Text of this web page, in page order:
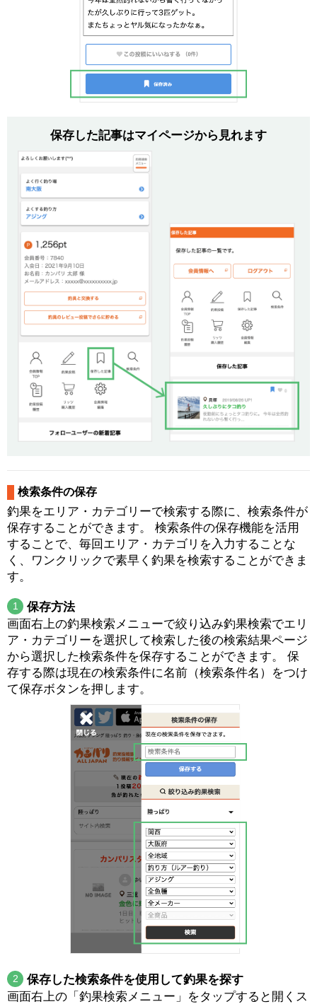
保存した記事はマイページから見れます
検索条件の保存
釣果をエリア・カテゴリーで検索する際に、検索条件が
保存することができます。 検索条件の保存機能を活用
することで、毎回エリア・カテゴリを入力することな
く、ワンクリックで素早く釣果を検索することができま
す。
1
保存方法
画面右上の釣果検索メニューで絞り込み釣果検索でエリ
ア・カテゴリーを選択して検索した後の検索結果ページ
から選択した検索条件を保存することができます。 保
存する際は現在の検索条件に名前（検索条件名）をつけ
て保存ボタンを押します。
2
保存した検索条件を使用して釣果を探す
画面右上の「釣果検索メニュー」をタップすると開くス